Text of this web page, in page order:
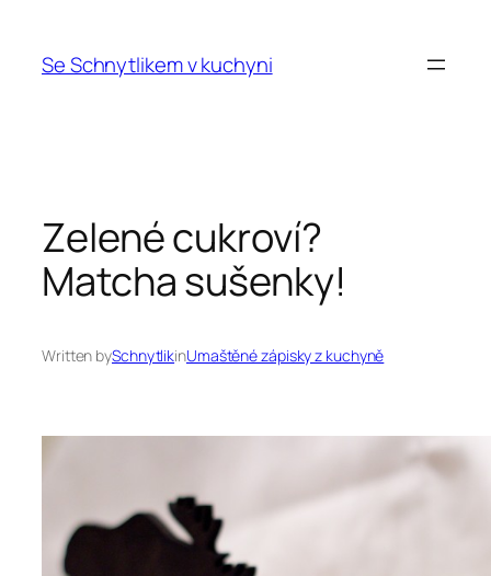
obsahSe Schnytlikem v kuchyni
Zelené cukroví?
Matcha sušenky!
Written bySchnytlikinUmaštěné zápisky z kuchyně